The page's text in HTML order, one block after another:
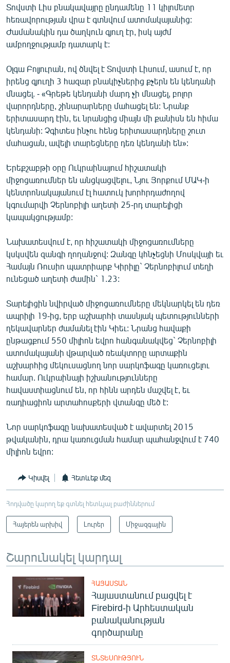
Տովստի Լիս բնակավայրը ընդամենը 11 կիլոմետր
հեռավորության վրա է գտնվում ատոմակայանից:
Ժամանակին դա ծաղկուն գյուղ էր, իսկ այժմ
ամբողջությամբ դատարկ է:
Օլգա Բոլյուրան, ով ծնվել է Տովստի Լիսում, ասում է, որ
իրենց գյուղի 3 հազար բնակիչներից քչերն են կենդանի
մնացել. - «Գրեթե կենդանի մարդ չի մնացել, բոլոր
վարորդները, շինարարները մահացել են: Նրանք
երիտասարդ էին, եւ նրանցից միայն մի քանիսն են հիմա
կենդանի: Չգիտես ինչու հենց երիտասարդները շուտ
մահացան, ավելի տարեցները դեռ կենդանի են»:
Երեքշաբթի օրը Ուկրաինայում հիշատակի
միջոցառումներ են անցկացվելու, Նյու Յորքում ՄԱԿ-ի
կենտրոնակայանում էլ հատուկ խորհրդաժողով
կգումարվի Չերնոբիլի աղետի 25-րդ տարելիցի
կապակցությամբ:
Նախատեսվում է, որ հիշատակի միջոցառումները
կսկսվեն զանգի ղողանջով: Զանգը կհնչեցնի Մոսկվայի եւ
Համայն Ռուսիո պատրիարք Կիրիլը` Չերնոբիլում տեղի
ունեցած աղետի ժամին` 1.23:
Տարելիցին նվիրված միջոցառումները մեկնարկել են դեռ
ապրիլի 19-ից, երբ աշխարհի տասնյակ պետությունների
ղեկավարներ ժամանել էին Կիեւ: Նրանց հավաքի
ընթացքում 550 միլիոն եվրո հանգանակվեց` Չերնոբիլի
ատոմակայանի վթարված ռեակտորը արտաքին
աշխարհից մեկուսացնող նոր սարկոֆագը կառուցելու
համար. Ուկրաինայի իշխանությունները
հավաստիացնում են, որ հինն արդեն մաշվել է, եւ
ռադիացիոն արտահոսքերի վտանգը մեծ է:
Նոր սարկոֆագը նախատեսված է ավարտել 2015
թվականին, դրա կառուցման համար պահանջվում է 740
միլիոն եվրո:
Կիսվել Հետևեք մեզ
Հոդվածը կարող եք գտնել հետևյալ բաժիններում
Հայերեն արխիվ Լուրեր Միջազգային
Շարունակել կարդալ
ՀԱՅԱՍՏԱՆ
Հայաստանում բացվել է
Firebird-ի Արհեստական
բանականության
գործարանը
ՏՆՏԵՍՈՒԹՅՈՒՆ